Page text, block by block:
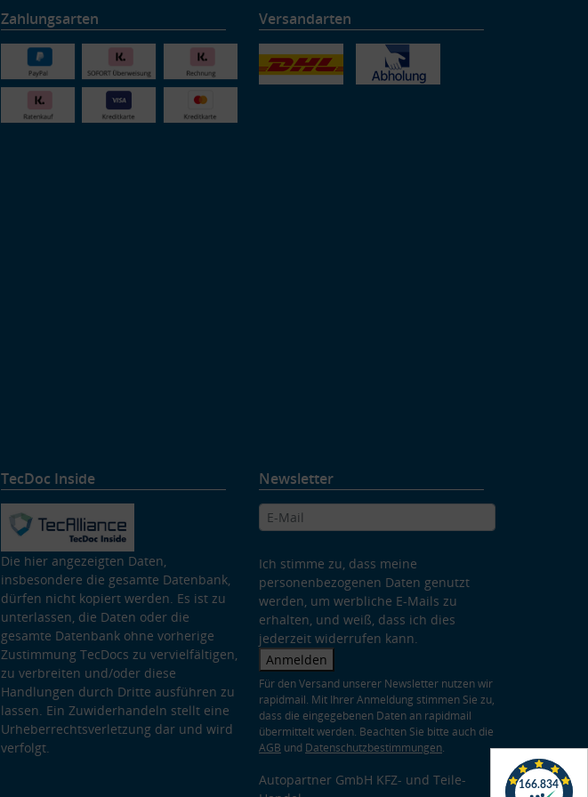
Zahlungsarten Versandarten
TecDoc Inside
Die hier angezeigten Daten,
insbesondere die gesamte Datenbank,
dürfen nicht kopiert werden. Es ist zu
unterlassen, die Daten oder die
gesamte Datenbank ohne vorherige
Zustimmung TecDocs zu vervielfältigen,
zu verbreiten und/oder diese
Handlungen durch Dritte ausführen zu
lassen. Ein Zuwiderhandeln stellt eine
Urheberrechtsverletzung dar und wird
verfolgt.
Newsletter
Ich stimme zu, dass meine
personenbezogenen Daten genutzt
werden, um werbliche E-Mails zu
erhalten, und weiß, dass ich dies
jederzeit widerrufen kann.
Anmelden
Für den Versand unserer Newsletter nutzen wir
rapidmail. Mit Ihrer Anmeldung stimmen Sie zu,
dass die eingegebenen Daten an rapidmail
übermittelt werden. Beachten Sie bitte auch die
AGB und Datenschutzbestimmungen.
Autopartner GmbH KFZ- und Teile-